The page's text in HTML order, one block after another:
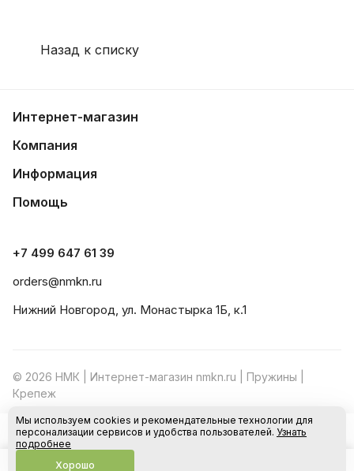
В корзину
Назад к списку
Интернет-магазин
Компания
Информация
Помощь
+7 499 647 61 39
orders@nmkn.ru
Нижний Новгород, ул. Монастырка 1Б, к.1
© 2026 НМК | Интернет-магазин nmkn.ru | Пружины |
Крепеж
Конфиденциальность Оферта
Мы используем cookies и рекомендательные технологии для
персонализации сервисов и удобства пользователей. Узнать
подробнее
Хорошо